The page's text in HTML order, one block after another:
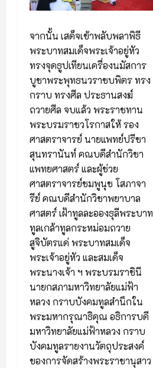
จากนั้น เสด็จเข้าพลับพลาพิธี
พระบาทสมเด็จพระเจ้าอยู่หัว
ทรงจุดธูปเทียนเครื่องนมัสการ
บูชาพระพุทธนวราชบพิตร ทรง
กราบ ทรงศีล ประธานสงฆ์
ถวายศีล จบแล้ว พระราชทาน
พระบรมราชวโรกาสให้ รอง
ศาสตราจารย์ นายแพทย์ปรีชา
สุนทรานันท์ คณบดีสำนักวิชา
แพทยศาสตร์ และผู้ช่วย
ศาสตราจารย์ชมพูนุช โสภาจา
รีย์ คณบดีสำนักวิชาพยาบาล
ศาสตร์ เฝ้าทูลละอองธุลีพระบาท
ทูลเกล้าทูลกระหม่อมถวาย
สูจิบัตรแด่ พระบาทสมเด็จ
พระเจ้าอยู่หัว และสมเด็จ
พระนางเจ้า ฯ พระบรมราชินี
นายกสภามหาวิทยาลัยแม่ฟ้า
หลวง กราบบังคมทูลสำนึกใน
พระมหากรุณาธิคุณ อธิการบดี
มหาวิทยาลัยแม่ฟ้าหลวง กราบ
บังคมทูลรายงานวัตถุประสงค์
ของการจัดสร้างพระราชานุสาว